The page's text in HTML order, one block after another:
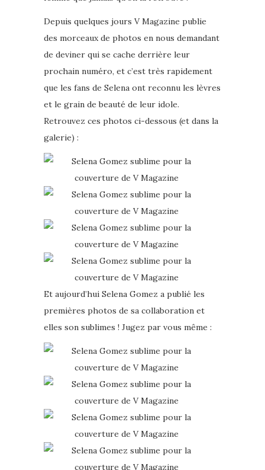
Depuis quelques jours V Magazine publie
des morceaux de photos en nous demandant
de deviner qui se cache derrière leur
prochain numéro, et c’est très rapidement
que les fans de Selena ont reconnu les lèvres
et le grain de beauté de leur idole.
Retrouvez ces photos ci-dessous (et dans la
galerie) :
Et aujourd’hui Selena Gomez a publié les
premières photos de sa collaboration et
elles son sublimes ! Jugez par vous même :